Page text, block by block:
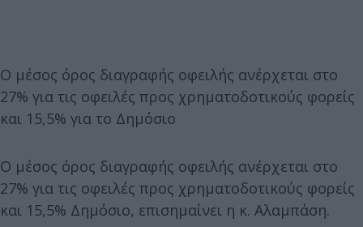
Ο μέσος όρος διαγραφής οφειλής ανέρχεται στο
27% για τις οφειλές προς χρηματοδοτικούς φορείς
και 15,5% για το Δημόσιο
Ο μέσος όρος διαγραφής οφειλής ανέρχεται στο
27% για τις οφειλές προς χρηματοδοτικούς φορείς
και 15,5% Δημόσιο, επισημαίνει η κ. Αλαμπάση.